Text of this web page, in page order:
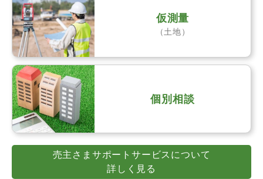
仮測量
（土地）
個別相談
売主さまサポートサービスについて
詳しく見る